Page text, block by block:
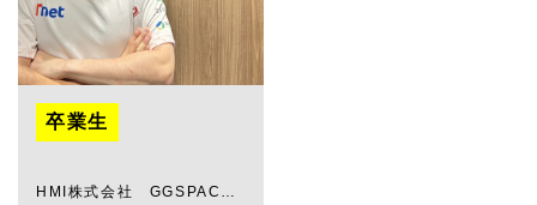
卒業生
HMI株式会社 GGSPAC…